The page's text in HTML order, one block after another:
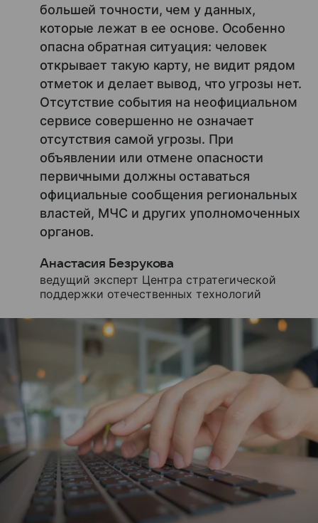
большей точности, чем у данных,
которые лежат в ее основе. Особенно
опасна обратная ситуация: человек
открывает такую карту, не видит рядом
отметок и делает вывод, что угрозы нет.
Отсутствие события на неофициальном
сервисе совершенно не означает
отсутствия самой угрозы. При
объявлении или отмене опасности
первичными должны оставаться
официальные сообщения региональных
властей, МЧС и других уполномоченных
органов.
Анастасия Безрукова
ведущий эксперт Центра стратегической
поддержки отечественных технологий